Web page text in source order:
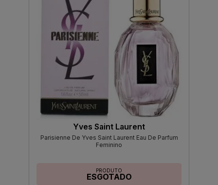
Yves Saint Laurent
Parisienne De Yves Saint Laurent Eau De Parfum
Feminino
PRODUTO
ESGOTADO